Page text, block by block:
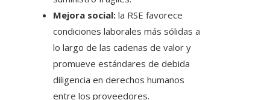
Mejora social: la RSE favorece
condiciones laborales más sólidas a
lo largo de las cadenas de valor y
promueve estándares de debida
diligencia en derechos humanos
entre los proveedores.